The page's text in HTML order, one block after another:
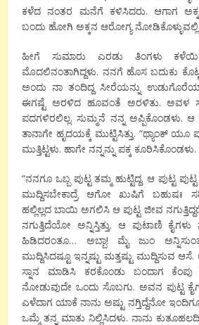
ಕಳೆದ ನಂತರ ಮನೆಗೆ ಕಳಿಸಿದರು. ಆಗಾಗ
ಬಂದು ಹೋಗಿ ಅಕ್ಕನ ಆರೋಗ್ಯ ನೋಡಿಕೊಳ್ಳುವಲ್ಲಿ
ಹೀಗೆ ಸುಮಾರು ಎರಡು ತಿಂಗಳು
ಮೊದಲಿನಂತಾಗಿದ್ದಳು. ನನಗೆ ಹೊಸ ಬದುಕು
ಅಂದು ನಾ ತಂದಿದ್ದ ಸೀರೆಯನ್ನು
ಈಗಷ್ಟೆ ಅರಳಿದ ಹೂವಂತೆ ಅರಳಿತು. ಅವಳ
ಪದಗಳಿರಲಿಲ್ಲ. ಸುಮ್ಮನೆ ನನ್ನ ಅಪ್ಪಿಕೊಂಡಳು. ಆ‌
ತಾನಾಗೇ ಹೃದಯಕ್ಕೆ‌ ಮುಟ್ಟಿಸಿತ್ತು. “ಥ್ಯಾಂಕ್ ಯೂ
ಮುತ್ತಿಟ್ಟಳು. ಹಾಗೇ ನನ್ನನ್ನು ಪಕ್ಕ ಕೂರಿಸಿಕೊಂಡಳು.
“ನನಗೂ ಒಬ್ಬ ಪುಟ್ಟ ತಮ್ಮ ಹುಟ್ಟಿದ್ದ. ಆ ಪುಟ್ಟ
ಮುದ್ದಿಸಬೇಕಾದ್ರೆ ಆಗೋ ಖುಷಿಗೆ ಬಹುಷಃ
ಹಲ್ಲಿಲ್ಲದ ಬಾಯಿ ಅಗಲಿಸಿ ಆ ಪುಟ್ಟ ಜೀವ
ನಗುತ್ತಿದೆಯೋ‌ ಅನ್ನಿಸ್ತಿತ್ತು. ಆ ಪುಟಾಣಿ
ಹಿಡಿದರಂತೂ… ಅಬ್ಬಾ! ಮೈ ಜುಂ
ಮುದ್ದಿಸಿದಷ್ಟೂ ಇನ್ನಷ್ಟು ಮತ್ತಷ್ಟು ಮುದ್ದಿಸುವ
ಸ್ನಾನ ಮಾಡಿಸಿ ಕರಕೊಂಡು ಬಂದಾಗ
ನೋಡುವುದೇ ಒಂದು ಸೊಬಗು. ಅವನ ಪುಟ್ಟ
ಎಳೆದಾಗ ಯಾಕೆ‌ ನಾನು ಅಷ್ಟು ನಗ್ತಿದ್ದೆನೋ
ಒಮ್ಮೆ ತನ್ನ ಮಾತು ನಿಲ್ಲಿಸಿದಳು. ನಾನು